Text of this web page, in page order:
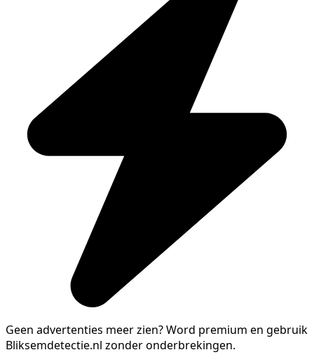
Geen advertenties meer zien?Word premium en gebruik
Bliksemdetectie.nl zonder onderbrekingen.